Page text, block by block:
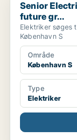
Senior
future gr...
Elektriker søges
København S
Område
København S
Type
Elektriker